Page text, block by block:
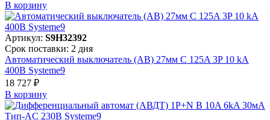
В корзинy
Артикул: S9H32392
Срок поставки: 2 дня
Автоматический выключатель (АВ) 27мм C 125A 3P 10 kA
400В Systeme9
18 727 ₽
В корзинy